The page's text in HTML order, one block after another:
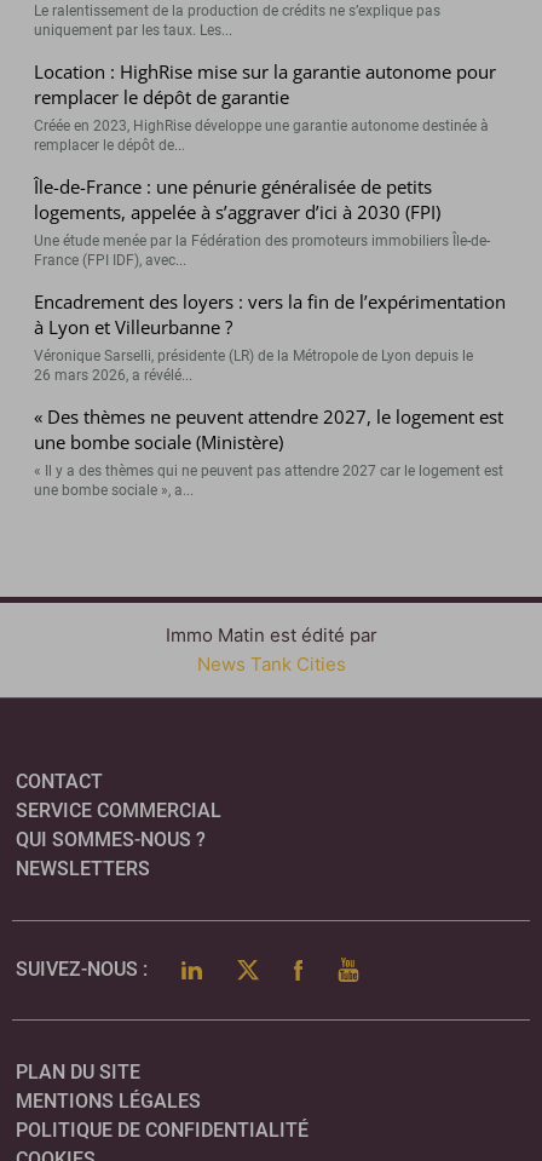
Le ralentissement de la production de crédits ne s’explique pas
uniquement par les taux. Les...
Location : HighRise mise sur la garantie autonome pour
remplacer le dépôt de garantie
Créée en 2023, HighRise développe une garantie autonome destinée à
remplacer le dépôt de...
Île-de-France : une pénurie généralisée de petits
logements, appelée à s’aggraver d’ici à 2030 (FPI)
Une étude menée par la Fédération des promoteurs immobiliers Île-de-
France (FPI IDF), avec...
Encadrement des loyers : vers la fin de l’expérimentation
à Lyon et Villeurbanne ?
Véronique Sarselli, présidente (LR) de la Métropole de Lyon depuis le
26 mars 2026, a révélé...
« Des thèmes ne peuvent attendre 2027, le logement est
une bombe sociale (Ministère)
« Il y a des thèmes qui ne peuvent pas attendre 2027 car le logement est
une bombe sociale », a...
Immo Matin est édité par
News Tank Cities
CONTACT
SERVICE COMMERCIAL
QUI SOMMES-NOUS ?
NEWSLETTERS
SUIVEZ-NOUS : LINKEDINTWITTERFACEBOOK
YOUTUBE
PLAN DU SITE
MENTIONS LÉGALES
POLITIQUE DE CONFIDENTIALITÉ